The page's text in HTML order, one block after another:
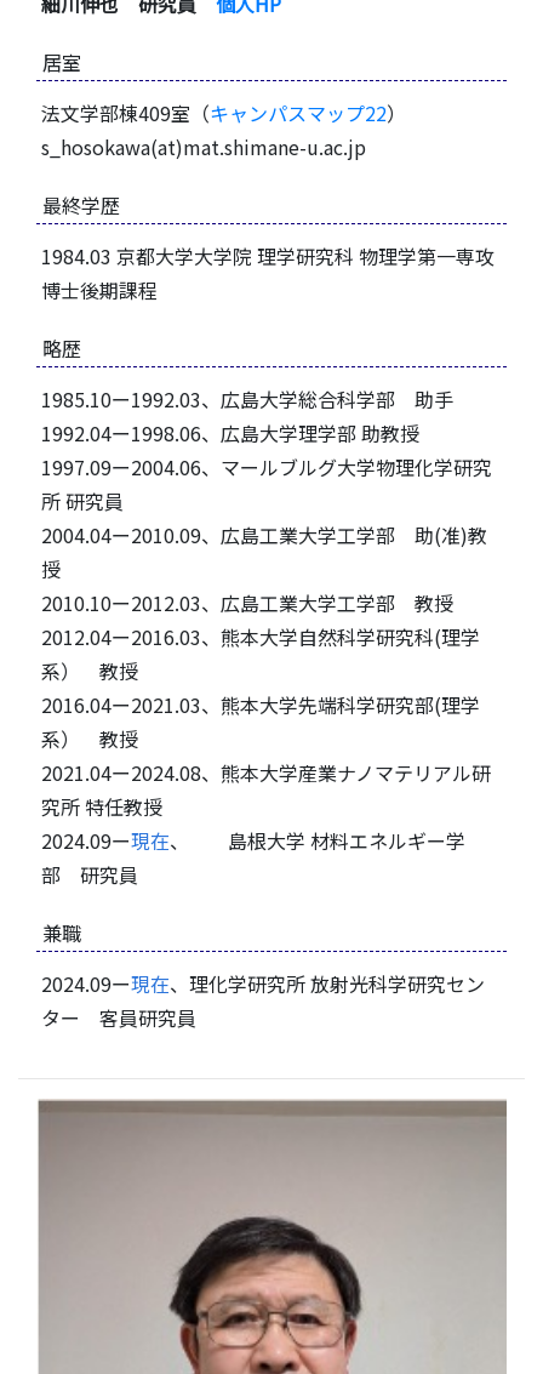
居室
法文学部棟409室（キャンパスマップ22）
s_hosokawa(at)mat.shimane-u.ac.jp
最終学歴
1984.03 京都大学大学院 理学研究科 物理学第一専攻
博士後期課程
略歴
1985.10ー1992.03、広島大学総合科学部 助手
1992.04ー1998.06、広島大学理学部 助教授
1997.09ー2004.06、マールブルグ大学物理化学研究
所 研究員
2004.04ー2010.09、広島工業大学工学部 助(准)教
授
2010.10ー2012.03、広島工業大学工学部 教授
2012.04ー2016.03、熊本大学自然科学研究科(理学
系） 教授
2016.04ー2021.03、熊本大学先端科学研究部(理学
系） 教授
2021.04ー2024.08、熊本大学産業ナノマテリアル研
究所 特任教授
2024.09ー現在、 島根大学 材料エネルギー学
部 研究員
兼職
2024.09ー現在、理化学研究所 放射光科学研究セン
ター 客員研究員